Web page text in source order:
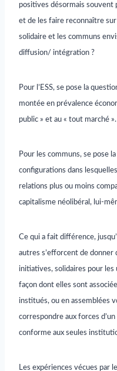
positives désormais souvent
et de les faire reconnaître sur
solidaire et les communs
diffusion/ intégration ?
Pour l’ESS, se pose la
montée en prévalence
public » et au « tout marché ».
Pour les communs, se pose
configurations dans
relations plus ou moins
capitalisme néolibéral, lui-
Ce qui a fait différence,
autres s’efforcent de donner
initiatives, solidaires pour les
façon dont elles sont
institués, ou en assemblées
correspondre aux forces
conforme aux seules
Les expériences vécues par